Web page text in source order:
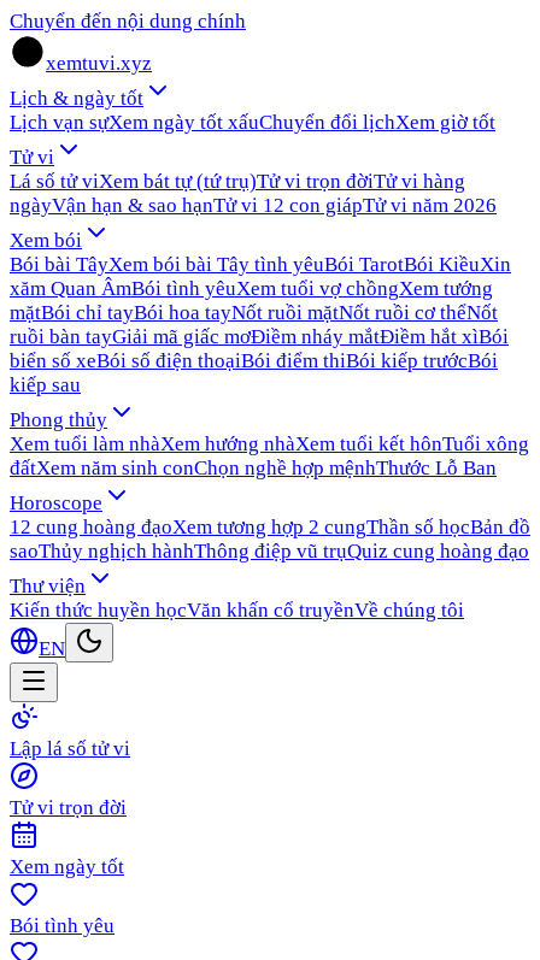
Chuyển đến nội dung chính
xemtuvi.xyz
Lịch & ngày tốt
Lịch vạn sựXem ngày tốt xấuChuyển đổi lịchXem giờ tốt
Tử vi
Lá số tử viXem bát tự (tứ trụ)Tử vi trọn đờiTử vi hàng
ngàyVận hạn & sao hạnTử vi 12 con giápTử vi năm 2026
Xem bói
Bói bài TâyXem bói bài Tây tình yêuBói TarotBói KiềuXin
xăm Quan ÂmBói tình yêuXem tuổi vợ chồngXem tướng
mặtBói chỉ tayBói hoa tayNốt ruồi mặtNốt ruồi cơ thểNốt
ruồi bàn tayGiải mã giấc mơĐiềm nháy mắtĐiềm hắt xìBói
biển số xeBói số điện thoạiBói điểm thiBói kiếp trướcBói
kiếp sau
Phong thủy
Xem tuổi làm nhàXem hướng nhàXem tuổi kết hônTuổi xông
đấtXem năm sinh conChọn nghề hợp mệnhThước Lỗ Ban
Horoscope
12 cung hoàng đạoXem tương hợp 2 cungThần số họcBản đồ
saoThủy nghịch hànhThông điệp vũ trụQuiz cung hoàng đạo
Thư viện
Kiến thức huyền họcVăn khấn cổ truyềnVề chúng tôi
EN
Lập lá số tử vi
Tử vi trọn đời
Xem ngày tốt
Bói tình yêu